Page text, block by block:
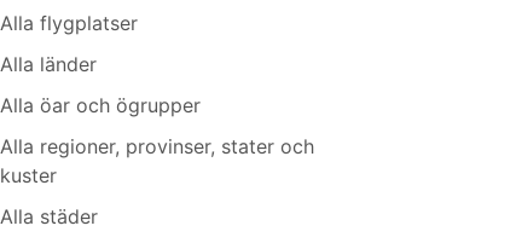
Alla flygplatser
Alla länder
Alla öar och ögrupper
Alla regioner, provinser, stater och
kuster
Alla städer